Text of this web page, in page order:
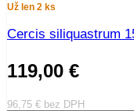
Už len 2 ks
Cercis siliquastrum
119,00 €
96,75 € bez DPH